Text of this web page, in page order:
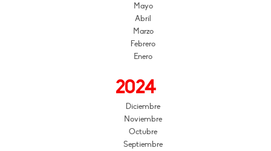
Mayo
Abril
Marzo
Febrero
Enero
2024
Diciembre
Noviembre
Octubre
Septiembre